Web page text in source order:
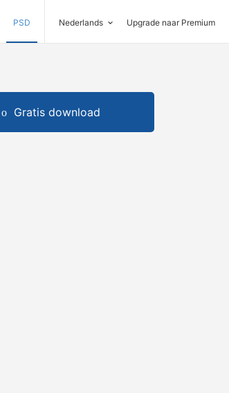
PSD Nederlands Upgrade naar Premium
Gratis download